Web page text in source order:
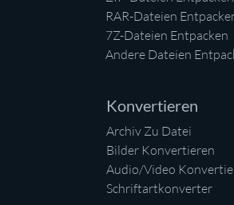
RAR-Dateien
7Z-Dateien Entpacken
Andere Dateien
Konvertieren
Archiv Zu Datei
Bilder Konvertieren
Audio/Video
Schriftartkonverter